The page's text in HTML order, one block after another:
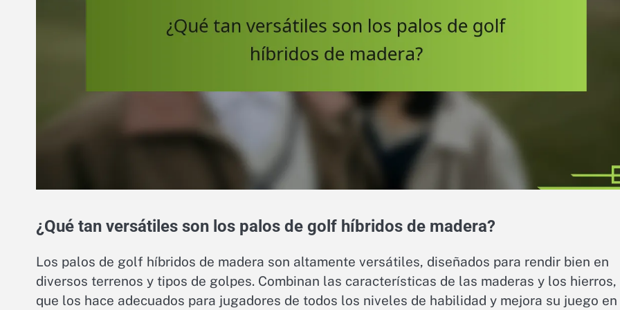
¿Qué tan versátiles son los palos de golf híbridos de madera?
Los palos de golf híbridos de madera son altamente versátiles, diseñados para rendir bien en
diversos terrenos y tipos de golpes. Combinan las características de las maderas y los hierros,
que los hace adecuados para jugadores de todos los niveles de habilidad y mejora su juego en